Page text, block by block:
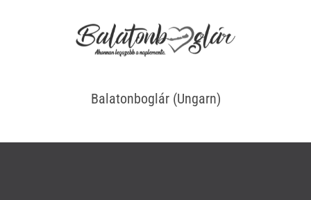
Balatonboglár (Ungarn)